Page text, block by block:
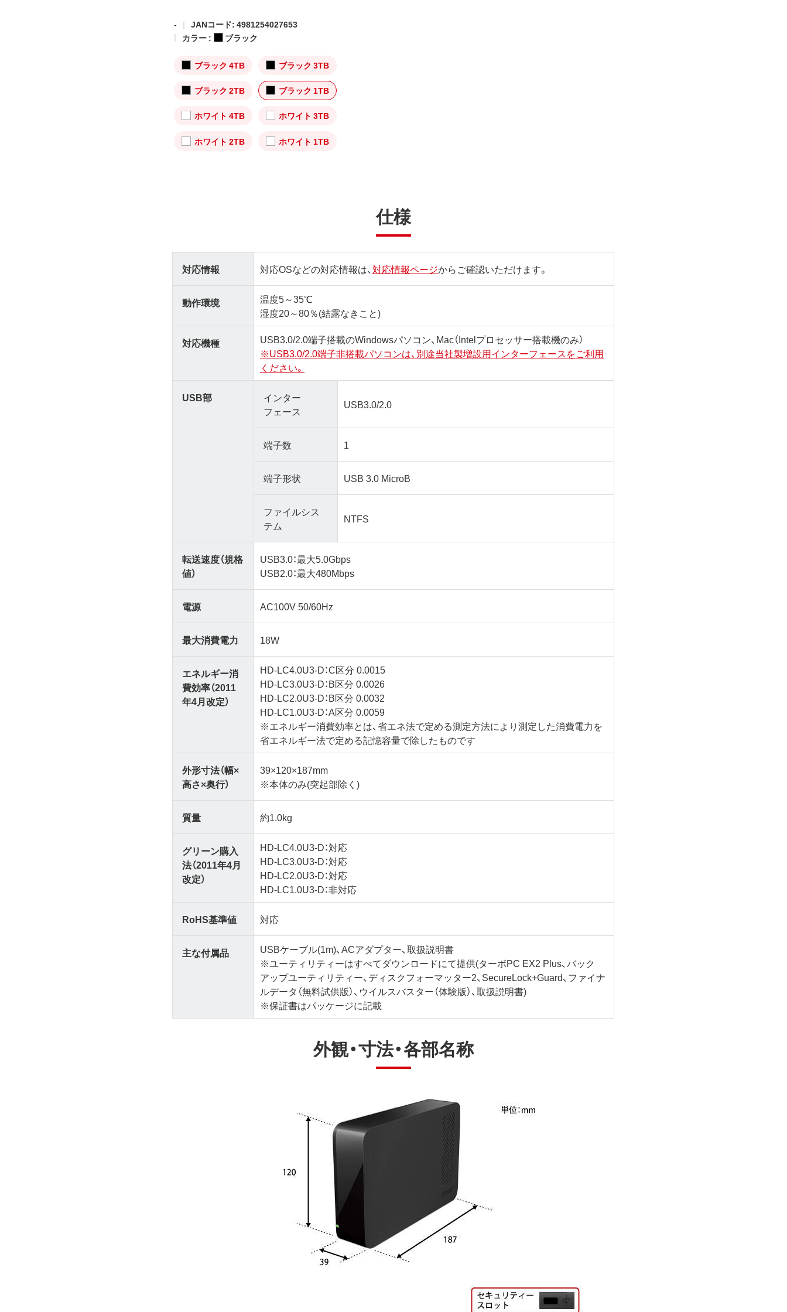
-
JANコード: 4981254027653
カラー :
ブラック
ブラック 4TB ブラック 3TB
ブラック 2TB ブラック 1TB
ホワイト 4TB ホワイト 3TB
ホワイト 2TB ホワイト 1TB
仕様
対応情報 対応OSなどの対応情報は、対応情報ページからご確認いただけます。
動作環境
温度5～35℃
湿度20～80％(結露なきこと)
対応機種
USB3.0/2.0端子搭載のWindowsパソコン、Mac（Intelプロセッサー搭載機のみ）
※USB3.0/2.0端子非搭載パソコンは、別途当社製増設用インターフェースをご利用
ください。
USB部
インター
フェース
USB3.0/2.0
端子数 1
端子形状 USB 3.0 MicroB
ファイルシス
テム
NTFS
転送速度（規格
値）
USB3.0：最大5.0Gbps
USB2.0：最大480Mbps
電源 AC100V 50/60Hz
最大消費電力 18W
エネルギー消
費効率（2011
年4月改定）
HD-LC4.0U3-D：C区分 0.0015
HD-LC3.0U3-D：B区分 0.0026
HD-LC2.0U3-D：B区分 0.0032
HD-LC1.0U3-D：A区分 0.0059
※エネルギー消費効率とは、省エネ法で定める測定方法により測定した消費電力を
省エネルギー法で定める記憶容量で除したものです
外形寸法（幅×
高さ×奥行）
39×120×187mm
※本体のみ(突起部除く)
質量 約1.0kg
グリーン購入
法（2011年4月
改定）
HD-LC4.0U3-D：対応
HD-LC3.0U3-D：対応
HD-LC2.0U3-D：対応
HD-LC1.0U3-D：非対応
RoHS基準値 対応
主な付属品
USBケーブル(1m)、ACアダプター、取扱説明書
※ユーティリティーはすべてダウンロードにて提供(ターボPC EX2 Plus、バック
アップユーティリティー、ディスクフォーマッター2、SecureLock+Guard、ファイナ
ルデータ（無料試供版）、ウイルスバスター（体験版）、取扱説明書)
※保証書はパッケージに記載
外観・寸法・各部名称